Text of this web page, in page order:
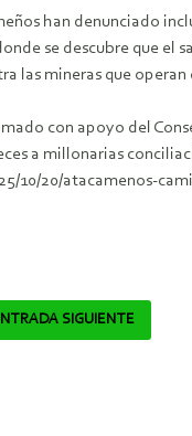
han denunciado
se descubre que el
las mineras que operan
con apoyo del
a millonarias
10/20/atacamenos-
SIGUIENTE